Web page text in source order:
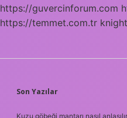
https://guvercinforum.com
https://temmet.com.tr
SIDEBAR
Son Yazılar
Kuzu göbeği mantarı nasıl